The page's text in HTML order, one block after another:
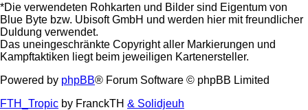
*Die verwendeten Rohkarten und Bilder sind Eigentum von
Blue Byte bzw. Ubisoft GmbH und werden hier mit freundlicher
Duldung verwendet.
Das uneingeschränkte Copyright aller Markierungen und
Kampftaktiken liegt beim jeweiligen Kartenersteller.
Powered by phpBB® Forum Software © phpBB Limited
FTH_Tropic by FranckTH & Solidjeuh